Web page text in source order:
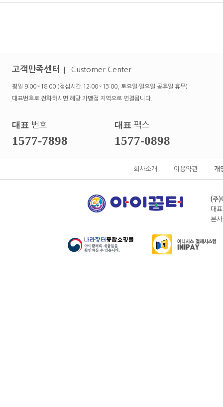
고객만족센터 Customer Center
평일 9:00~18:00 (점심시간 12:00~13:00, 토요일·일요일·공휴일 휴무)
대표번호로 전화하시면 해당 가맹점 지역으로 연결됩니다.
대표 번호
1577-7898
대표 팩스
1577-0898
회사소개 이용약관 개
(주)
대
본